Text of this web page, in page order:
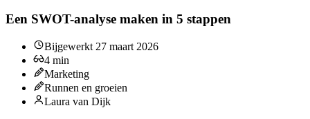
Een SWOT-analyse maken in 5 stappen
Bijgewerkt 27 maart 2026
4 min
Marketing
Runnen en groeien
Laura van Dijk